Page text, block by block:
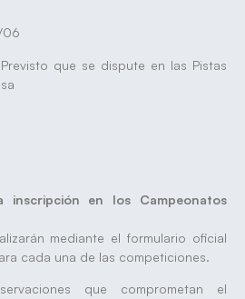
06
Previsto que se dispute en las Pistas
inscripción en los Campeonatos
mediante el formulario oficial
cada una de las competiciones.
que comprometan el